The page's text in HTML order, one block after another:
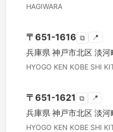
HAGIWARA
〒651-1616 ⧉ 📍
兵庫県 神戸市北区 淡河
HYOGO KEN KOBE SHI
〒651-1621 ⧉ 📍
兵庫県 神戸市北区 淡河
HYOGO KEN KOBE SHI